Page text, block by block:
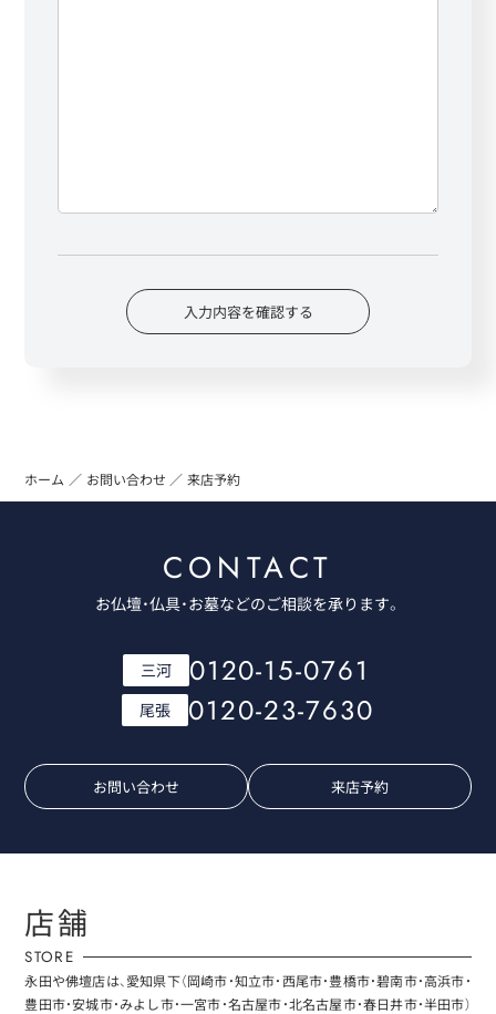
入力内容を確認する
ホーム お問い合わせ 来店予約
CONTACT
お仏壇・仏具・お墓などのご相談を承ります。
三河 0120-15-0761
尾張 0120-23-7630
お問い合わせ 来店予約
店舗
STORE
永田や佛壇店は、愛知県下（岡崎市・知立市・西尾市・豊橋市・碧南市・高浜市・
豊田市・安城市・みよし市・一宮市・名古屋市・北名古屋市・春日井市・半田市）